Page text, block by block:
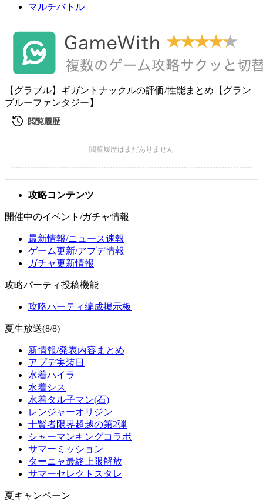
マルチバトル
【グラブル】ギガントナックルの評価/性能まとめ【グラン
ブルーファンタジー】
攻略コンテンツ
開催中のイベント/ガチャ情報
最新情報/ニュース速報
ゲーム更新/アプデ情報
ガチャ更新情報
攻略パーティ投稿機能
攻略パーティ編成掲示板
夏生放送(8/8)
新情報/発表内容まとめ
アプデ実装日
水着ハイラ
水着シス
水着タル子マン(石)
レンジャーオリジン
十賢者限界超越の第2弾
シャーマンキングコラボ
サマーミッション
ターニャ最終上限解放
サマーセレクトスタレ
夏キャンペーン